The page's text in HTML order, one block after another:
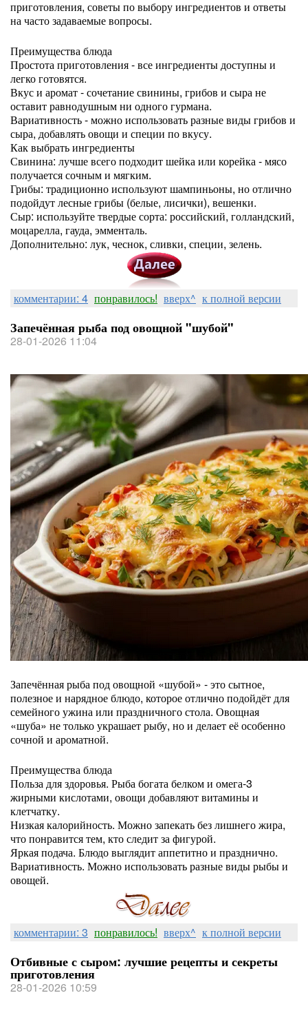
приготовления, советы по выбору ингредиентов и ответы
на часто задаваемые вопросы.
Преимущества блюда
Простота приготовления - все ингредиенты доступны и
легко готовятся.
Вкус и аромат - сочетание свинины, грибов и сыра не
оставит равнодушным ни одного гурмана.
Вариативность - можно использовать разные виды грибов и
сыра, добавлять овощи и специи по вкусу.
Как выбрать ингредиенты
Свинина: лучше всего подходит шейка или корейка - мясо
получается сочным и мягким.
Грибы: традиционно используют шампиньоны, но отлично
подойдут лесные грибы (белые, лисички), вешенки.
Сыр: используйте твердые сорта: российский, голландский,
моцарелла, гауда, эмменталь.
Дополнительно: лук, чеснок, сливки, специи, зелень.
комментарии: 4 понравилось! вверх^ к полной версии
Запечённая рыба под овощной "шубой"
28-01-2026 11:04
Запечённая рыба под овощной «шубой» - это сытное,
полезное и нарядное блюдо, которое отлично подойдёт для
семейного ужина или праздничного стола. Овощная
«шуба» не только украшает рыбу, но и делает её особенно
сочной и ароматной.
Преимущества блюда
Польза для здоровья. Рыба богата белком и омега-3
жирными кислотами, овощи добавляют витамины и
клетчатку.
Низкая калорийность. Можно запекать без лишнего жира,
что понравится тем, кто следит за фигурой.
Яркая подача. Блюдо выглядит аппетитно и празднично.
Вариативность. Можно использовать разные виды рыбы и
овощей.
комментарии: 3 понравилось! вверх^ к полной версии
Отбивные с сыром: лучшие рецепты и секреты
приготовления
28-01-2026 10:59